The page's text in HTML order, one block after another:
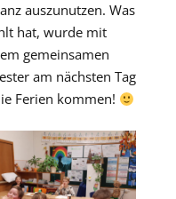
auszunutzen. Was
hat, wurde mit
gemeinsamen
am nächsten Tag
Ferien kommen!